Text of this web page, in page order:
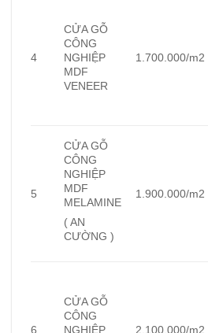
4
CỬA GỖ
CÔNG
NGHIỆP
MDF
VENEER
1.700.000/m2
5
CỬA GỖ
CÔNG
NGHIỆP
MDF
MELAMINE
( AN
CƯỜNG )
1.900.000/m2
6
CỬA GỖ
CÔNG
NGHIỆP
2.100.000/m2